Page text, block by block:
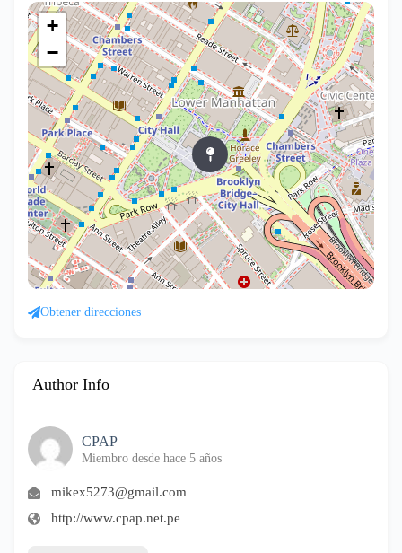
+
−
Obtener direcciones
Author Info
CPAP
Miembro desde hace 5 años
mikex5273@gmail.com
http://www.cpap.net.pe